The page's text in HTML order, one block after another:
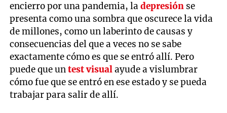
encierro por una pandemia, ladepresión se
presenta como una sombra que oscurece la vida
de millones, como un laberinto de causas y
consecuencias del que a veces no se sabe
exactamente cómo es que se entró allí. Pero
puede que untest visualayude a vislumbrar
cómo fue que se entró en ese estado y se pueda
trabajar para salir de allí.